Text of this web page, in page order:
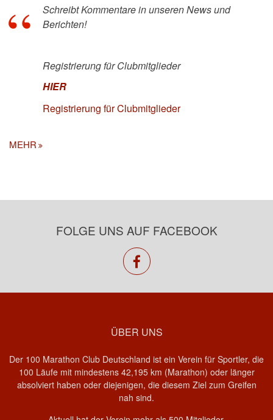
Schreibt Kommentare in unseren News und
Berichten!
Registrierung für Clubmitglieder
HIER
Registrierung für Clubmitglieder
MEHR
FOLGE UNS AUF FACEBOOK
facebook
ÜBER UNS
Der 100 Marathon Club Deutschland ist ein Verein für Sportler, die
100 Läufe mit mindestens 42,195 km (Marathon) oder länger
absolviert haben oder diejenigen, die diesem Ziel zum Greifen
nah sind.